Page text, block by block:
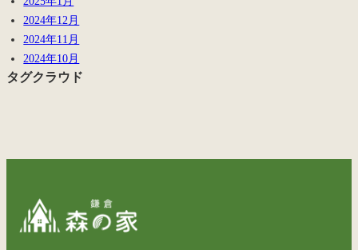
2024年12月
2024年11月
2024年10月
タグクラウド